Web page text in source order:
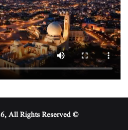
© Copyright 2026, All Rights Reserved